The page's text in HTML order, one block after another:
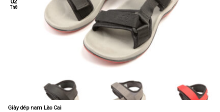
Giày dép nam Lào Cai
Th8